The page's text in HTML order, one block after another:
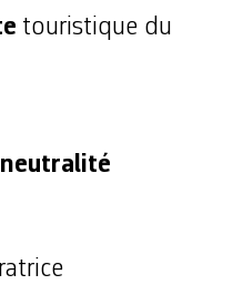
touristique du
neutralité